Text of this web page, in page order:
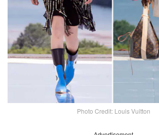
Photo Credit: Louis Vuitton